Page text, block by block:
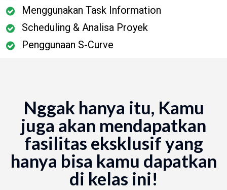
Menggunakan Task Information
Scheduling & Analisa Proyek
Penggunaan S-Curve
Nggak hanya itu, Kamu
juga akan mendapatkan
fasilitas eksklusif yang
hanya bisa kamu dapatkan
di kelas ini!